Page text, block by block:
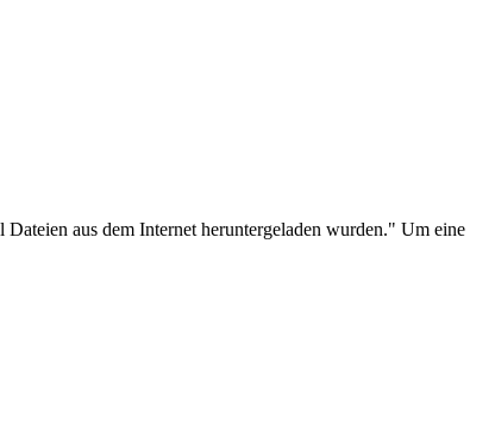
Dateien aus dem Internet heruntergeladen wurden." Um eine